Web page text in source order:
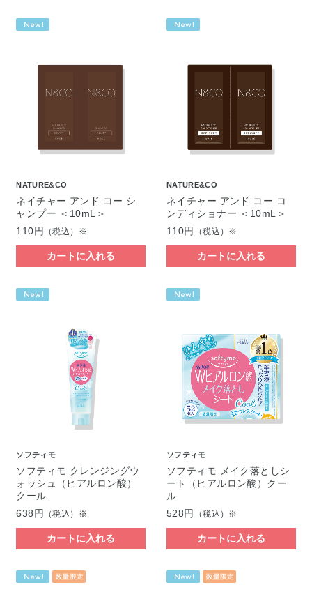
NATURE&CO
ネイチャー アンド コー シ
ャンプー ＜10mL＞
110円
（税込）※
カートに入れる
NATURE&CO
ネイチャー アンド コー コ
ンディショナー ＜10mL＞
110円
（税込）※
カートに入れる
ソフティモ
ソフティモ クレンジングウ
ォッシュ（ヒアルロン酸）
クール
638円
（税込）※
カートに入れる
ソフティモ
ソフティモ メイク落としシ
ート（ヒアルロン酸）クー
ル
528円
（税込）※
カートに入れる